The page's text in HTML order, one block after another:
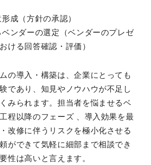
成（方針の承認）
ンダーの選定（ベンダーのプレゼ
ける回答確認・評価）
の導入・構築は、企業にとっても
であり、知見やノウハウが不足し
みられます。担当者を悩ませるベ
程以降のフェーズ 、導入効果を最
改修に伴うリスクを極小化させる
ができて気軽に細部まで相談でき
性は高いと言えます。